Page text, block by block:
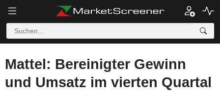
Mattel: Bereinigter Gewinn
und Umsatz im vierten Quartal